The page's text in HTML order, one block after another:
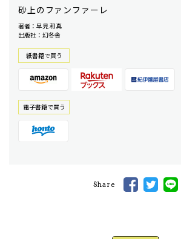
砂上のファンファーレ
著者：早見 和真
出版社：幻冬舎
紙書籍で買う
電⼦書籍で買う
Share